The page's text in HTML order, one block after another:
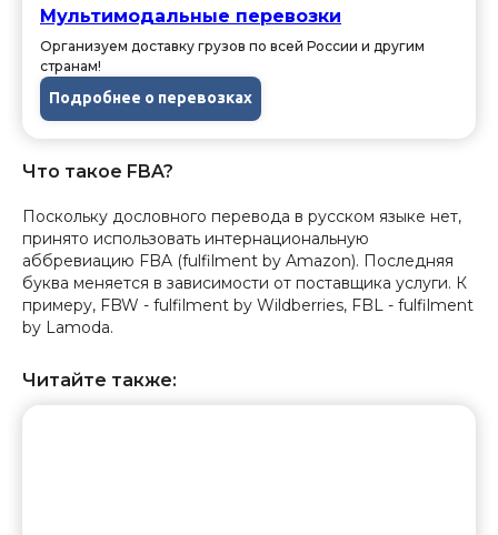
Мультимодальные перевозки
Организуем доставку грузов по всей России и другим
странам!
Подробнее о перевозках
Что такое FBA?
Поскольку дословного перевода в русском языке нет,
принято использовать интернациональную
аббревиацию FBA (fulfilment by Amazon). Последняя
буква меняется в зависимости от поставщика услуги. К
примеру, FBW - fulfilment by Wildberries, FBL - fulfilment
by Lamoda.
Читайте также: